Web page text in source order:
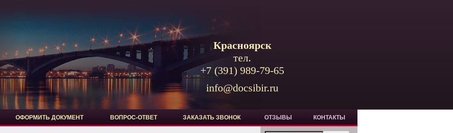
Красноярск
тел.
+7 (391) 989-79-65
info@docsibir.ru
ОФОРМИТЬ ДОКУМЕНТ ВОПРОС-ОТВЕТ ЗАКАЗАТЬ ЗВОНОК ОТЗЫВЫ КОНТАКТЫ